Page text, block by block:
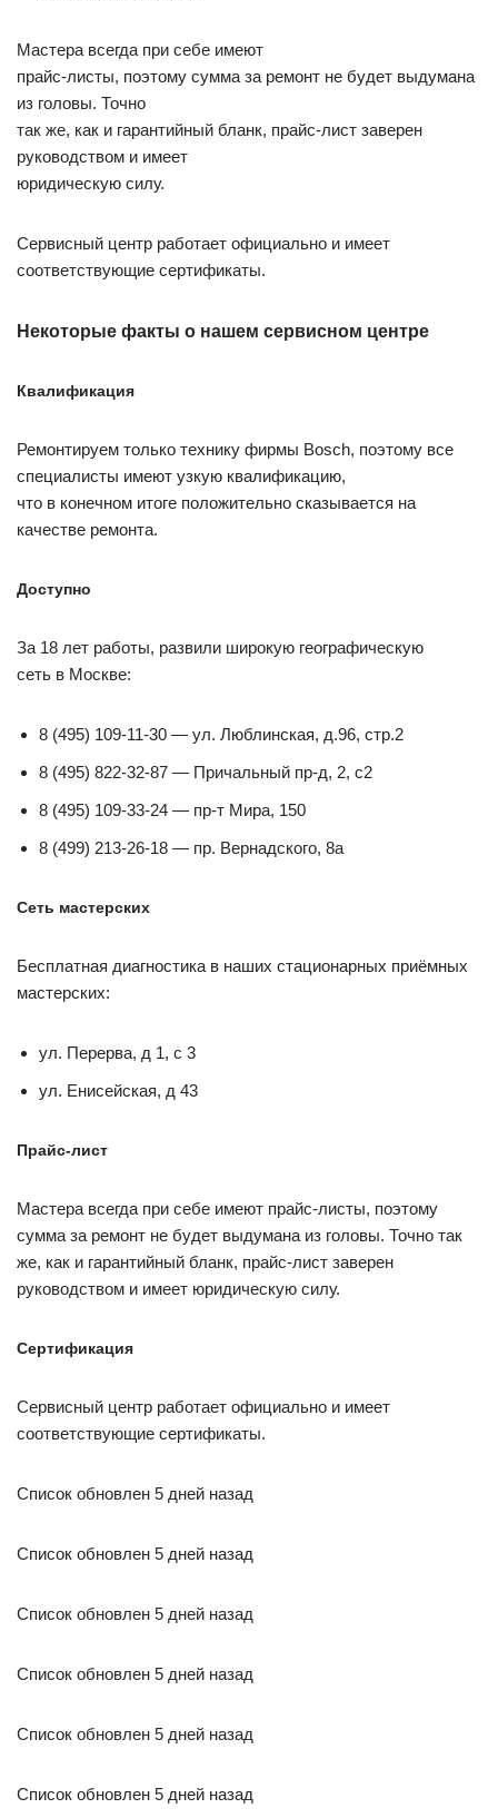
Мастера всегда при себе имеют
прайс-листы, поэтому сумма за ремонт не будет выдумана
из головы. Точно
так же, как и гарантийный бланк, прайс-лист заверен
руководством и имеет
юридическую силу.
Сервисный центр работает официально и имеет
соответствующие сертификаты.
Некоторые факты о нашем сервисном центре
Квалификация
Ремонтируем только технику фирмы Bosch, поэтому все
специалисты имеют узкую квалификацию,
что в конечном итоге положительно сказывается на
качестве ремонта.
Доступно
За 18 лет работы, развили широкую географическую
сеть в Москве:
8 (495) 109-11-30 — ул. Люблинская, д.96, стр.2
8 (495) 822-32-87 — Причальный пр-д, 2, с2
8 (495) 109-33-24 — пр-т Мира, 150
8 (499) 213-26-18 — пр. Вернадского, 8а
Сеть мастерских
Бесплатная диагностика в наших стационарных приёмных
мастерских:
ул. Перерва, д 1, с 3
ул. Енисейская, д 43
Прайс-лист
Мастера всегда при себе имеют прайс-листы, поэтому
сумма за ремонт не будет выдумана из головы. Точно так
же, как и гарантийный бланк, прайс-лист заверен
руководством и имеет юридическую силу.
Сертификация
Сервисный центр работает официально и имеет
соответствующие сертификаты.
Список обновлен 5 дней назад
Список обновлен 5 дней назад
Список обновлен 5 дней назад
Список обновлен 5 дней назад
Список обновлен 5 дней назад
Список обновлен 5 дней назад